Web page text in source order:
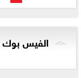
الفيس بوك